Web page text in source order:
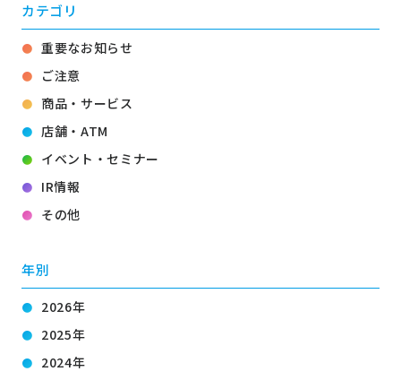
カテゴリ
重要なお知らせ
ご注意
商品・サービス
店舗・ATM
イベント・セミナー
IR情報
その他
年別
2026年
2025年
2024年